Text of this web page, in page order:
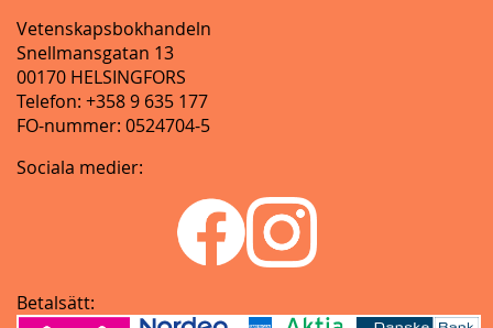
Vetenskapsbokhandeln
Snellmansgatan 13
00170 HELSINGFORS
Telefon: +358 9 635 177
FO-nummer: 0524704-5
Sociala medier:
Betalsätt: